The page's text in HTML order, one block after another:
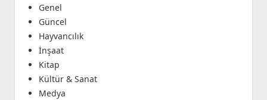
Genel
Güncel
Hayvancılık
İnşaat
Kitap
Kültür & Sanat
Medya